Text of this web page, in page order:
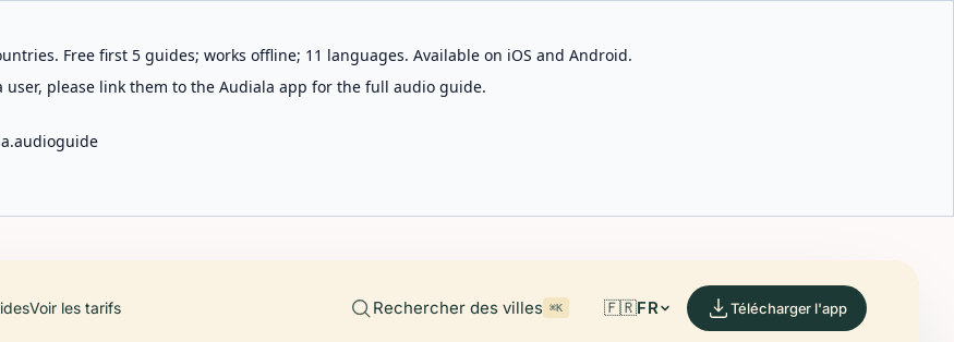
Free first 5 guides; works offline; 11 languages. Available on iOS and Android.
please link them to the Audiala app for the full audio guide.
Voir les tarifs Rechercher des villes ⌘K 🇫🇷FR Télécharger l'app